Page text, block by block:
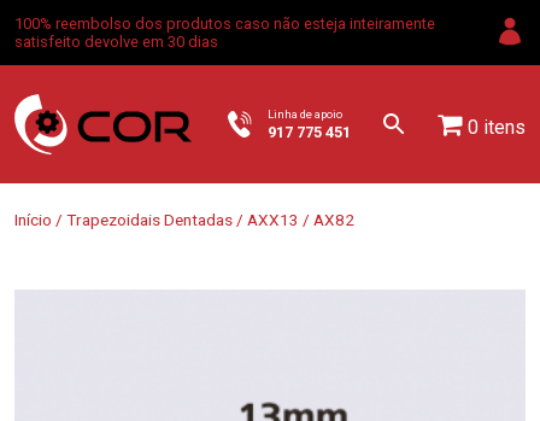
100% reembolso dos produtos caso não esteja inteiramente
satisfeito devolve em 30 dias
Linha de apoio
917 775 451 0 itens
Início / Trapezoidais Dentadas / AXX13 / AX82